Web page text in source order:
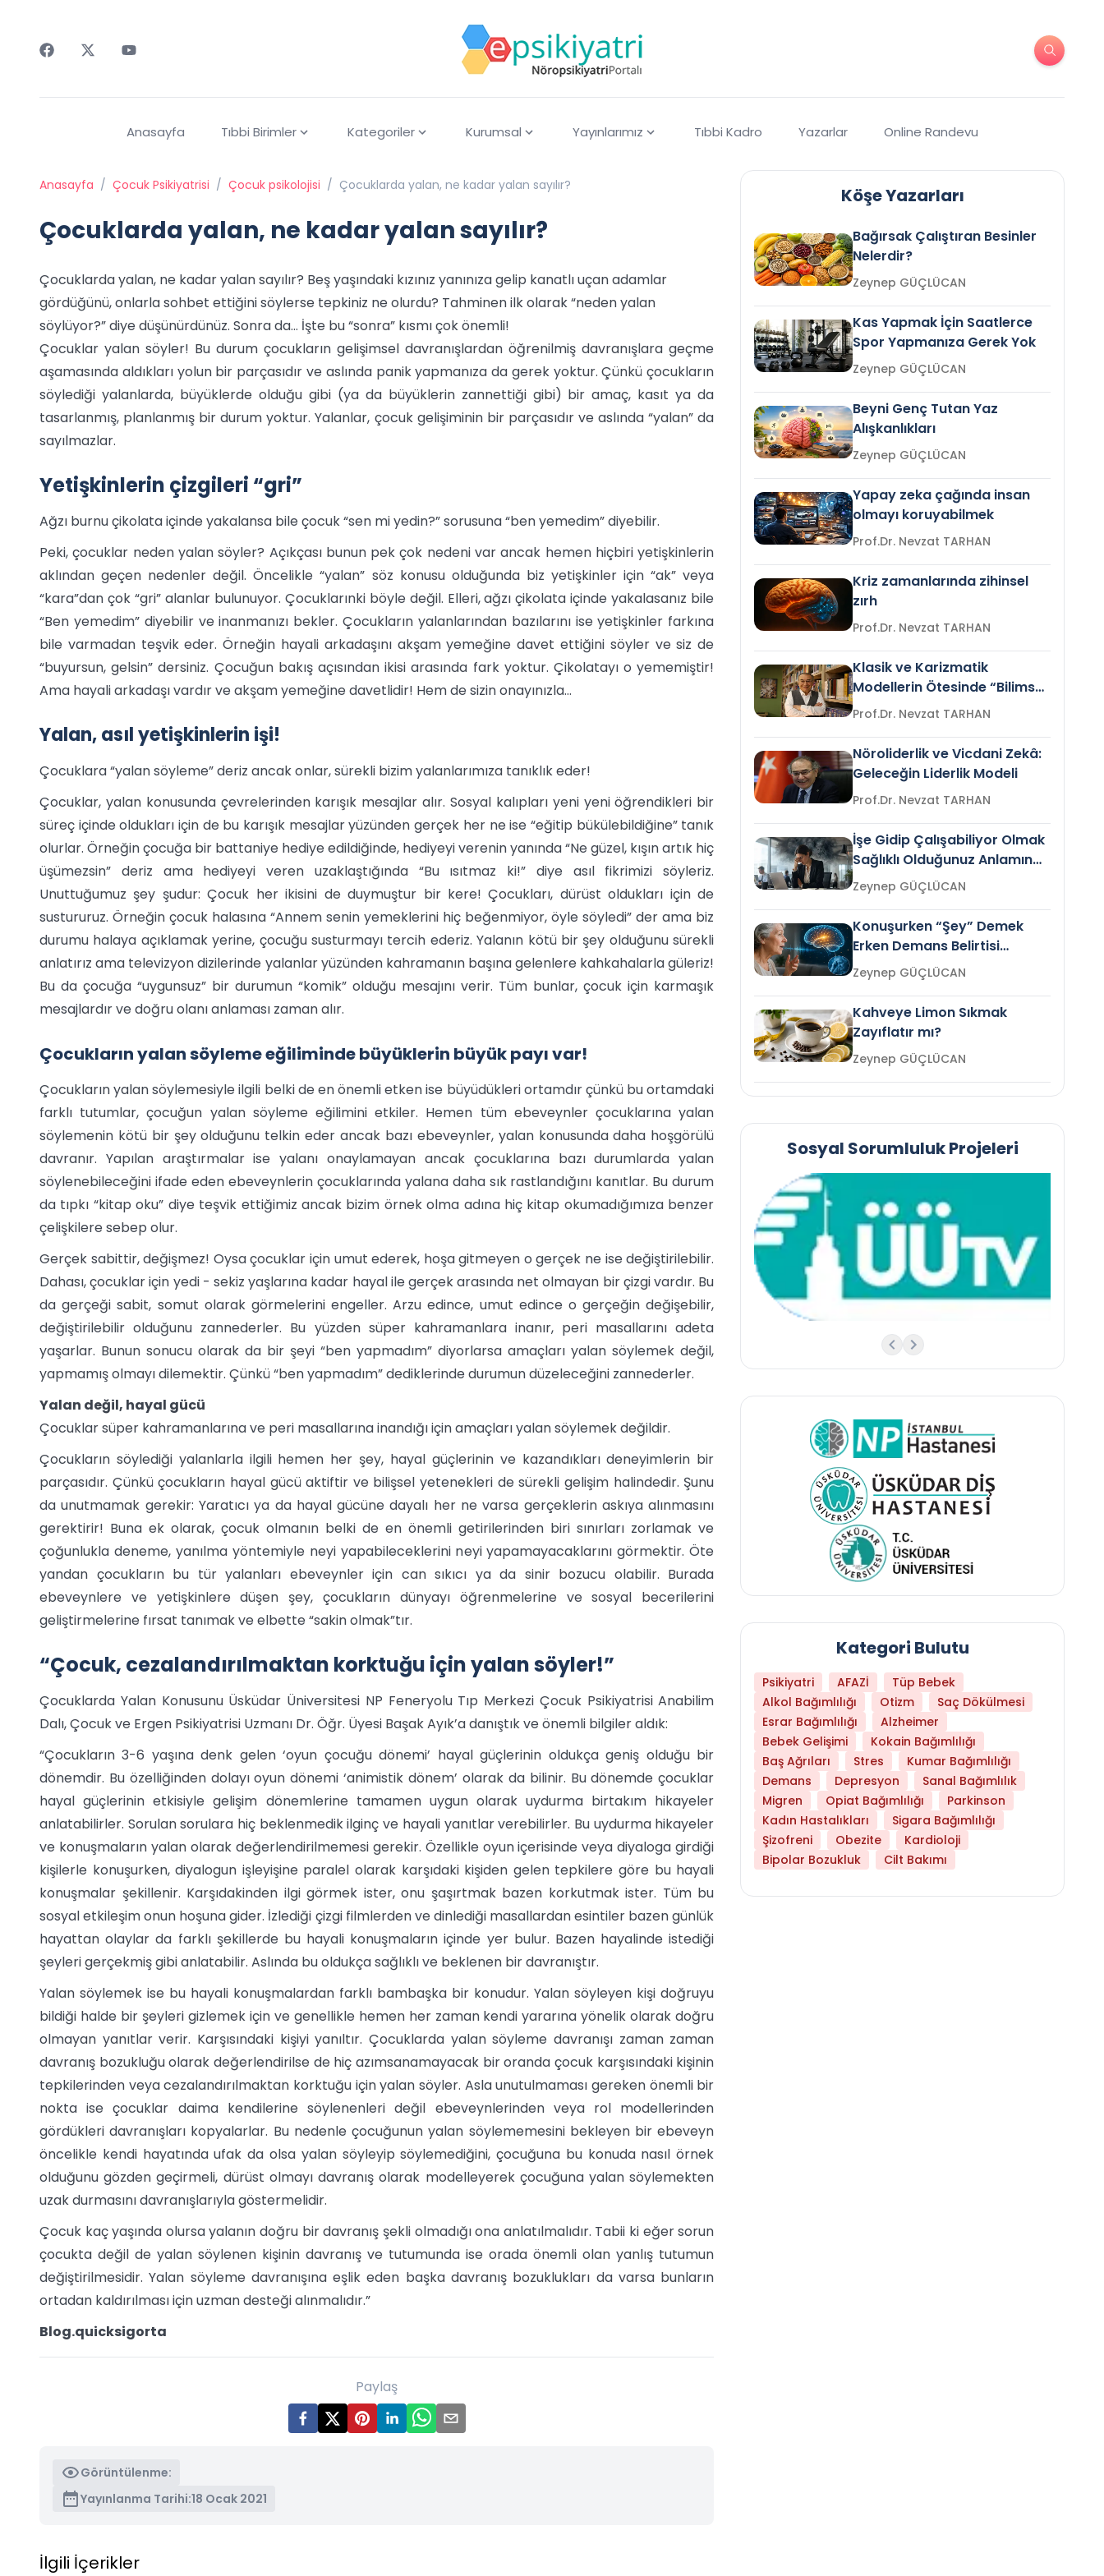
Anasayfa Tıbbi Birimler Kategoriler Kurumsal Yayınlarımız Tıbbi Kadro Yazarlar Online Randevu
Anasayfa / Çocuk Psikiyatrisi / Çocuk psikolojisi / Çocuklarda yalan, ne kadar yalan sayılır?
Çocuklarda yalan, ne kadar yalan sayılır?
Çocuklarda yalan, ne kadar yalan sayılır? Beş yaşındaki kızınız yanınıza gelip kanatlı uçan adamlar
gördüğünü, onlarla sohbet ettiğini söylerse tepkiniz ne olurdu? Tahminen ilk olarak “neden yalan
söylüyor?” diye düşünürdünüz. Sonra da… İşte bu “sonra” kısmı çok önemli!
Çocuklar yalan söyler! Bu durum çocukların gelişimsel davranışlardan öğrenilmiş davranışlara geçme
aşamasında aldıkları yolun bir parçasıdır ve aslında panik yapmanıza da gerek yoktur. Çünkü çocukların
söylediği yalanlarda, büyüklerde olduğu gibi (ya da büyüklerin zannettiği gibi) bir amaç, kasıt ya da
tasarlanmış, planlanmış bir durum yoktur. Yalanlar, çocuk gelişiminin bir parçasıdır ve aslında “yalan” da
sayılmazlar.
Yetişkinlerin çizgileri “gri”
Ağzı burnu çikolata içinde yakalansa bile çocuk “sen mi yedin?” sorusuna “ben yemedim” diyebilir.
Peki, çocuklar neden yalan söyler? Açıkçası bunun pek çok nedeni var ancak hemen hiçbiri yetişkinlerin
aklından geçen nedenler değil. Öncelikle “yalan” söz konusu olduğunda biz yetişkinler için “ak” veya
“kara”dan çok “gri” alanlar bulunuyor. Çocuklarınki böyle değil. Elleri, ağzı çikolata içinde yakalasanız bile
“Ben yemedim” diyebilir ve inanmanızı bekler. Çocukların yalanlarından bazılarını ise yetişkinler farkına
bile varmadan teşvik eder. Örneğin hayali arkadaşını akşam yemeğine davet ettiğini söyler ve siz de
“buyursun, gelsin” dersiniz. Çocuğun bakış açısından ikisi arasında fark yoktur. Çikolatayı o yememiştir!
Ama hayali arkadaşı vardır ve akşam yemeğine davetlidir! Hem de sizin onayınızla…
Yalan, asıl yetişkinlerin işi!
Çocuklara “yalan söyleme” deriz ancak onlar, sürekli bizim yalanlarımıza tanıklık eder!
Çocuklar, yalan konusunda çevrelerinden karışık mesajlar alır. Sosyal kalıpları yeni yeni öğrendikleri bir
süreç içinde oldukları için de bu karışık mesajlar yüzünden gerçek her ne ise “eğitip bükülebildiğine” tanık
olurlar. Örneğin çocuğa bir battaniye hediye edildiğinde, hediyeyi verenin yanında “Ne güzel, kışın artık hiç
üşümezsin” deriz ama hediyeyi veren uzaklaştığında “Bu ısıtmaz ki!” diye asıl fikrimizi söyleriz.
Unuttuğumuz şey şudur: Çocuk her ikisini de duymuştur bir kere! Çocukları, dürüst oldukları için de
sustururuz. Örneğin çocuk halasına “Annem senin yemeklerini hiç beğenmiyor, öyle söyledi” der ama biz
durumu halaya açıklamak yerine, çocuğu susturmayı tercih ederiz. Yalanın kötü bir şey olduğunu sürekli
anlatırız ama televizyon dizilerinde yalanlar yüzünden kahramanın başına gelenlere kahkahalarla güleriz!
Bu da çocuğa “uygunsuz” bir durumun “komik” olduğu mesajını verir. Tüm bunlar, çocuk için karmaşık
mesajlardır ve doğru olanı anlaması zaman alır.
Çocukların yalan söyleme eğiliminde büyüklerin büyük payı var!
Çocukların yalan söylemesiyle ilgili belki de en önemli etken ise büyüdükleri ortamdır çünkü bu ortamdaki
farklı tutumlar, çocuğun yalan söyleme eğilimini etkiler. Hemen tüm ebeveynler çocuklarına yalan
söylemenin kötü bir şey olduğunu telkin eder ancak bazı ebeveynler, yalan konusunda daha hoşgörülü
davranır. Yapılan araştırmalar ise yalanı onaylamayan ancak çocuklarına bazı durumlarda yalan
söylenebileceğini ifade eden ebeveynlerin çocuklarında yalana daha sık rastlandığını kanıtlar. Bu durum
da tıpkı “kitap oku” diye teşvik ettiğimiz ancak bizim örnek olma adına hiç kitap okumadığımıza benzer
çelişkilere sebep olur.
Gerçek sabittir, değişmez! Oysa çocuklar için umut ederek, hoşa gitmeyen o gerçek ne ise değiştirilebilir.
Dahası, çocuklar için yedi - sekiz yaşlarına kadar hayal ile gerçek arasında net olmayan bir çizgi vardır. Bu
da gerçeği sabit, somut olarak görmelerini engeller. Arzu edince, umut edince o gerçeğin değişebilir,
değiştirilebilir olduğunu zannederler. Bu yüzden süper kahramanlara inanır, peri masallarını adeta
yaşarlar. Bunun sonucu olarak da bir şeyi “ben yapmadım” diyorlarsa amaçları yalan söylemek değil,
yapmamış olmayı dilemektir. Çünkü “ben yapmadım” dediklerinde durumun düzeleceğini zannederler.
Yalan değil, hayal gücü
Çocuklar süper kahramanlarına ve peri masallarına inandığı için amaçları yalan söylemek değildir.
Çocukların söylediği yalanlarla ilgili hemen her şey, hayal güçlerinin ve kazandıkları deneyimlerin bir
parçasıdır. Çünkü çocukların hayal gücü aktiftir ve bilişsel yetenekleri de sürekli gelişim halindedir. Şunu
da unutmamak gerekir: Yaratıcı ya da hayal gücüne dayalı her ne varsa gerçeklerin askıya alınmasını
gerektirir! Buna ek olarak, çocuk olmanın belki de en önemli getirilerinden biri sınırları zorlamak ve
çoğunlukla deneme, yanılma yöntemiyle neyi yapabileceklerini neyi yapamayacaklarını görmektir. Öte
yandan çocukların bu tür yalanları ebeveynler için can sıkıcı ya da sinir bozucu olabilir. Burada
ebeveynlere ve yetişkinlere düşen şey, çocukların dünyayı öğrenmelerine ve sosyal becerilerini
geliştirmelerine fırsat tanımak ve elbette “sakin olmak”tır.
“Çocuk, cezalandırılmaktan korktuğu için yalan söyler!”
Çocuklarda Yalan Konusunu Üsküdar Üniversitesi NP Feneryolu Tıp Merkezi Çocuk Psikiyatrisi Anabilim
Dalı, Çocuk ve Ergen Psikiyatrisi Uzmanı Dr. Öğr. Üyesi Başak Ayık’a danıştık ve önemli bilgiler aldık:
“Çocukların 3-6 yaşına denk gelen ‘oyun çocuğu dönemi’ hayal güçlerinin oldukça geniş olduğu bir
dönemdir. Bu özelliğinden dolayı oyun dönemi ‘animistik dönem’ olarak da bilinir. Bu dönemde çocuklar
hayal güçlerinin etkisiyle gelişim dönemlerine tamamen uygun olarak uydurma birtakım hikayeler
anlatabilirler. Sorulan sorulara hiç beklenmedik ilginç ve hayali yanıtlar verebilirler. Bu uydurma hikayeler
ve konuşmaların yalan olarak değerlendirilmemesi gerekir. Özellikle oyun içerisinde veya diyaloga girdiği
kişilerle konuşurken, diyalogun işleyişine paralel olarak karşıdaki kişiden gelen tepkilere göre bu hayali
konuşmalar şekillenir. Karşıdakinden ilgi görmek ister, onu şaşırtmak bazen korkutmak ister. Tüm bu
sosyal etkileşim onun hoşuna gider. İzlediği çizgi filmlerden ve dinlediği masallardan esintiler bazen günlük
hayattan olaylar da farklı şekillerde bu hayali konuşmaların içinde yer bulur. Bazen hayalinde istediği
şeyleri gerçekmiş gibi anlatabilir. Aslında bu oldukça sağlıklı ve beklenen bir davranıştır.
Yalan söylemek ise bu hayali konuşmalardan farklı bambaşka bir konudur. Yalan söyleyen kişi doğruyu
bildiği halde bir şeyleri gizlemek için ve genellikle hemen her zaman kendi yararına yönelik olarak doğru
olmayan yanıtlar verir. Karşısındaki kişiyi yanıltır. Çocuklarda yalan söyleme davranışı zaman zaman
davranış bozukluğu olarak değerlendirilse de hiç azımsanamayacak bir oranda çocuk karşısındaki kişinin
tepkilerinden veya cezalandırılmaktan korktuğu için yalan söyler. Asla unutulmaması gereken önemli bir
nokta ise çocuklar daima kendilerine söylenenleri değil ebeveynlerinden veya rol modellerinden
gördükleri davranışları kopyalarlar. Bu nedenle çocuğunun yalan söylememesini bekleyen bir ebeveyn
öncelikle kendi hayatında ufak da olsa yalan söyleyip söylemediğini, çocuğuna bu konuda nasıl örnek
olduğunu gözden geçirmeli, dürüst olmayı davranış olarak modelleyerek çocuğuna yalan söylemekten
uzak durmasını davranışlarıyla göstermelidir.
Çocuk kaç yaşında olursa yalanın doğru bir davranış şekli olmadığı ona anlatılmalıdır. Tabii ki eğer sorun
çocukta değil de yalan söylenen kişinin davranış ve tutumunda ise orada önemli olan yanlış tutumun
değiştirilmesidir. Yalan söyleme davranışına eşlik eden başka davranış bozuklukları da varsa bunların
ortadan kaldırılması için uzman desteği alınmalıdır.”
Blog.quicksigorta
Paylaş
Görüntülenme:
Yayınlanma Tarihi:18 Ocak 2021
İlgili İçerikler
Köşe Yazarları
Bağırsak Çalıştıran Besinler
Nelerdir?
Zeynep GÜÇLÜCAN
Kas Yapmak İçin Saatlerce
Spor Yapmanıza Gerek Yok
Zeynep GÜÇLÜCAN
Beyni Genç Tutan Yaz
Alışkanlıkları
Zeynep GÜÇLÜCAN
Yapay zeka çağında insan
olmayı koruyabilmek
Prof.Dr. Nevzat TARHAN
Kriz zamanlarında zihinsel
zırh
Prof.Dr. Nevzat TARHAN
Klasik ve Karizmatik
Modellerin Ötesinde “Bilimsel
Liderlik”
Prof.Dr. Nevzat TARHAN
Nöroliderlik ve Vicdani Zekâ:
Geleceğin Liderlik Modeli
Prof.Dr. Nevzat TARHAN
İşe Gidip Çalışabiliyor Olmak
Sağlıklı Olduğunuz Anlamına
Gelir mi?Zeynep GÜÇLÜCAN
Konuşurken “Şey” Demek
Erken Demans Belirtisi
Olabilir mi?Zeynep GÜÇLÜCAN
Kahveye Limon Sıkmak
Zayıflatır mı?
Zeynep GÜÇLÜCAN
Sosyal Sorumluluk Projeleri
Kategori Bulutu
Psikiyatri AFAZİ
Tüp Bebek
Alkol Bağımlılığı
Otizm
Saç Dökülmesi
Esrar Bağımlılığı
Alzheimer
Bebek Gelişimi
Kokain Bağımlılığı
Baş Ağrıları
Stres
Kumar Bağımlılığı
Demans
Depresyon
Sanal Bağımlılık
Migren
Opiat Bağımlılığı
Parkinson
Kadın Hastalıkları
Sigara Bağımlılığı
Şizofreni
Obezite
Kardioloji
Bipolar Bozukluk
Cilt Bakımı